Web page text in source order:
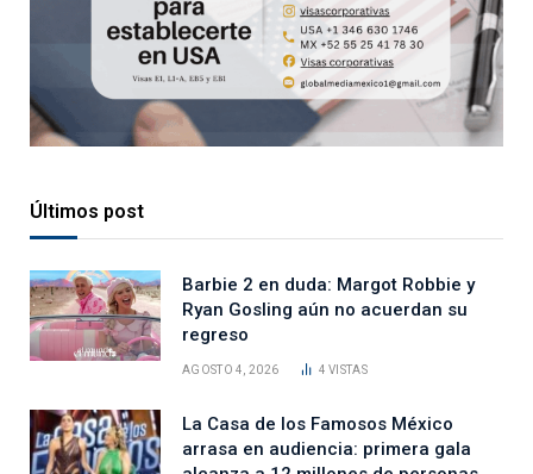
Últimos post
Barbie 2 en duda: Margot Robbie y
Ryan Gosling aún no acuerdan su
regreso
AGOSTO 4, 2026 4VISTAS
La Casa de los Famosos México
arrasa en audiencia: primera gala